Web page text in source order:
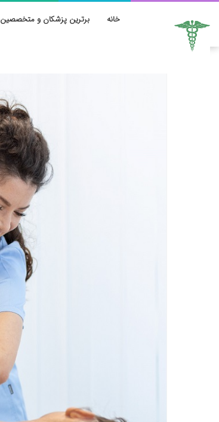
خانه برترین پزشکان و متخصصین